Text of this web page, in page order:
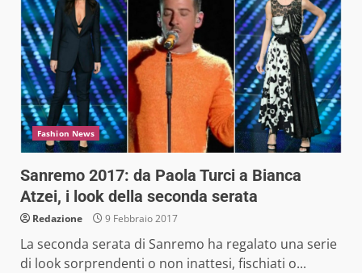
Fashion News
Sanremo 2017: da Paola Turci a Bianca
Atzei, i look della seconda serata
Redazione 9 Febbraio 2017
La seconda serata di Sanremo ha regalato una serie
di look sorprendenti o non inattesi, fischiati o...